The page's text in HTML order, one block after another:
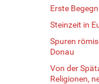
Erste
Steinzeit in
Spuren
Donau
Von der
Religionen,